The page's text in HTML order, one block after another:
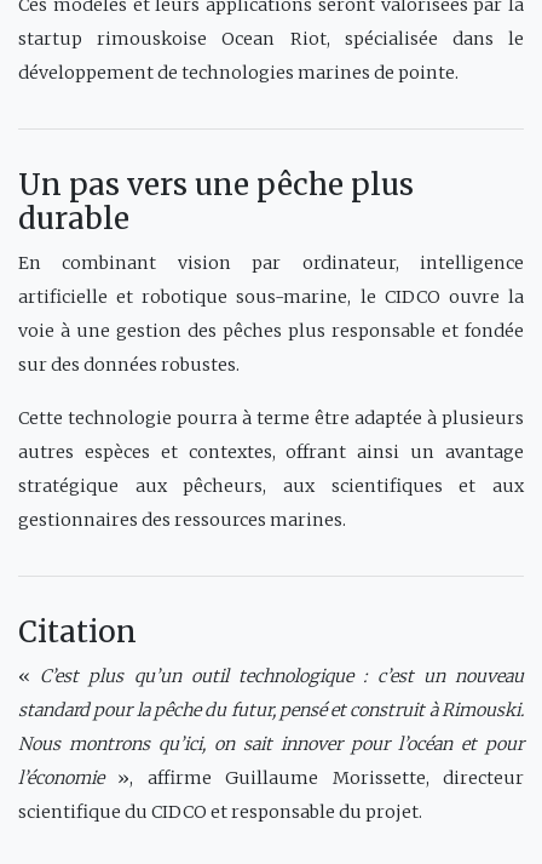
Ces modèles et leurs applications seront valorisées par la
startup rimouskoise Ocean Riot, spécialisée dans le
développement de technologies marines de pointe.
Un pas vers une pêche plus
durable
En combinant vision par ordinateur, intelligence
artificielle et robotique sous-marine, le CIDCO ouvre la
voie à une gestion des pêches plus responsable et fondée
sur des données robustes.
Cette technologie pourra à terme être adaptée à plusieurs
autres espèces et contextes, offrant ainsi un avantage
stratégique aux pêcheurs, aux scientifiques et aux
gestionnaires des ressources marines.
Citation
« C’est plus qu’un outil technologique : c’est un nouveau
standard pour la pêche du futur, pensé et construit à Rimouski.
Nous montrons qu’ici, on sait innover pour l’océan et pour
l’économie», affirme Guillaume Morissette, directeur
scientifique du CIDCO et responsable du projet.